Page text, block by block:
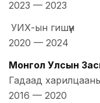
2023 — 2023
УИХ-ын гишүүн
2020 — 2024
Монгол Улсын
Гадаад
2016 — 2020